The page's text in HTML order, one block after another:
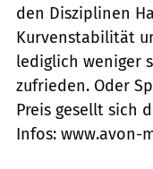
den Disziplinen
Kurvenstabilität
lediglich weniger
zufrieden. Oder
Preis gesellt sich
Infos: www.avon-